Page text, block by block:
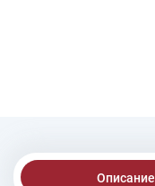
Описание